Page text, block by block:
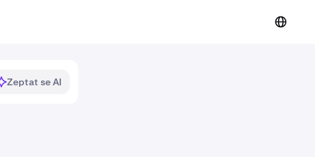
Zeptat se AI